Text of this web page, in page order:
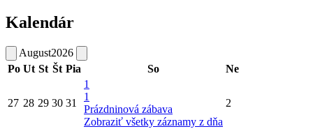
Kalendár
August2026
Po Ut St Št Pia So Ne
27 28 29 30 31
1
1
Prázdninová zábava
Zobraziť všetky záznamy z dňa
2